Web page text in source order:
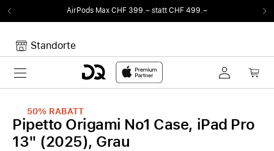
AirPods Max CHF 399.– statt CHF 499.–
Standorte
Toggle navigation
Noch keine Artikel im Warenkorb.
50% RABATT
Pipetto Origami No1 Case, iPad Pro
13" (2025), Grau